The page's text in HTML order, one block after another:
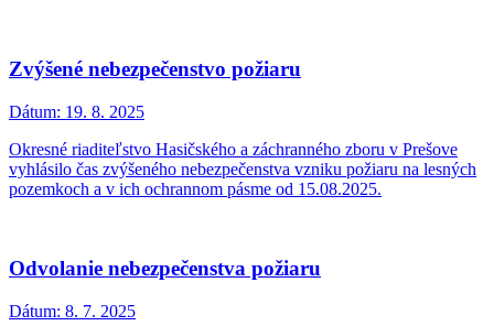
Zvýšené nebezpečenstvo požiaru
Dátum: 19. 8. 2025
Okresné riaditeľstvo Hasičského a záchranného zboru v Prešove
vyhlásilo čas zvýšeného nebezpečenstva vzniku požiaru na lesných
pozemkoch a v ich ochrannom pásme od 15.08.2025.
Odvolanie nebezpečenstva požiaru
Dátum: 8. 7. 2025